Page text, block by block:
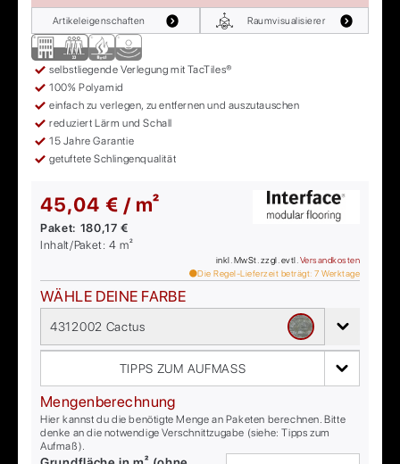
Artikeleigenschaften Raumvisualisierer
selbstliegende Verlegung mit TacTiles®
100% Polyamid
einfach zu verlegen, zu entfernen und auszutauschen
reduziert Lärm und Schall
15 Jahre Garantie
getuftete Schlingenqualität
45,04 € / m²
Paket: 180,17 €
Inhalt/Paket:4 m²
inkl. MwSt. zzgl. evtl. Versandkosten
Die Regel-Lieferzeit beträgt: 7 Werktage
WÄHLE DEINE FARBE
4312002 Cactus
TIPPS ZUM AUFMASS
Mengenberechnung
Hier kannst du die benötigte Menge an Paketen berechnen. Bitte
denke an die notwendige Verschnittzugabe (siehe: Tipps zum
Aufmaß).